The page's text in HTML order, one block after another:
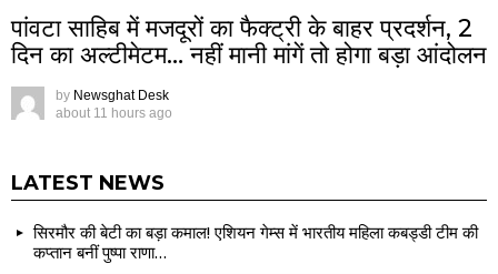
पांवटा साहिब में मजदूरों का फैक्ट्री के बाहर प्रदर्शन, 2
दिन का अल्टीमेटम… नहीं मानी मांगें तो होगा बड़ा आंदोलन
by Newsghat Desk
about 11 hours ago
LATEST NEWS
सिरमौर की बेटी का बड़ा कमाल! एशियन गेम्स में भारतीय महिला कबड्डी टीम की
कप्तान बनीं पुष्पा राणा…